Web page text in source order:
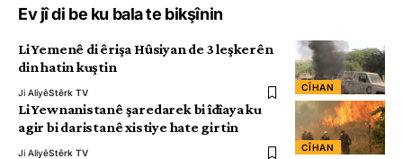
Ev jî di be ku bala te bikşînin
CÎHAN
Li Yemenê di êrişa Hûsiyan de 3 leşkerên
din hatin kuştin
Ji AliyêStêrk TV
CÎHAN
Li Yewnanistanê şaredarek bi îdîaya ku
agir bi daristanê xistiye hate girtin
Ji AliyêStêrk TV